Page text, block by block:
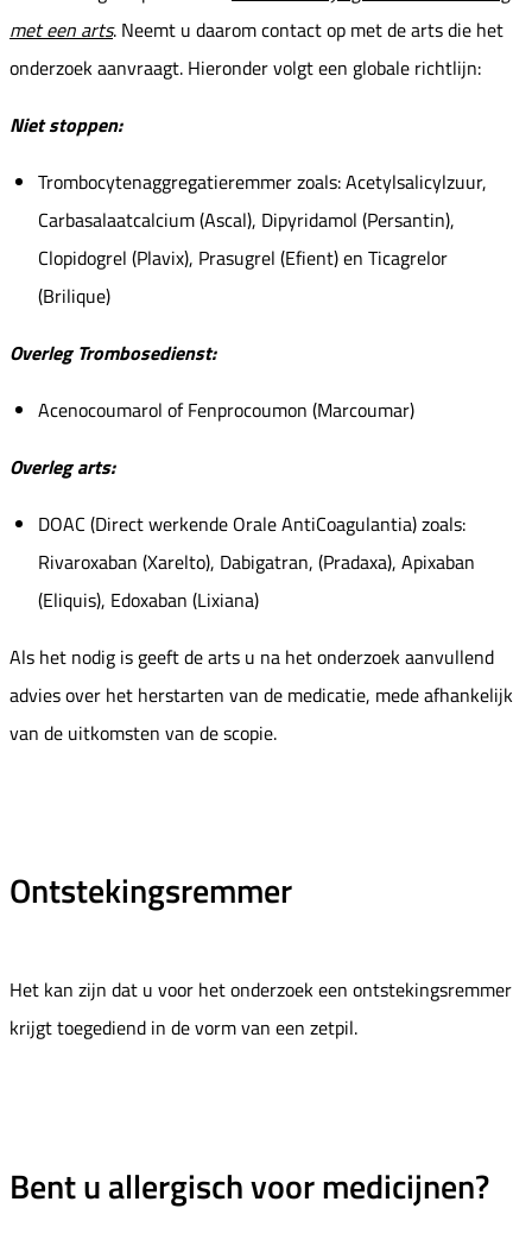
met een arts. Neemt u daarom contact op met de arts die het
onderzoek aanvraagt. Hieronder volgt een globale richtlijn:
Niet stoppen:
Trombocytenaggregatieremmer zoals: Acetylsalicylzuur,
Carbasalaatcalcium (Ascal), Dipyridamol (Persantin),
Clopidogrel (Plavix), Prasugrel (Efient) en Ticagrelor
(Brilique)
Overleg Trombosedienst:
Acenocoumarol of Fenprocoumon (Marcoumar)
Overleg arts:
DOAC (Direct werkende Orale AntiCoagulantia) zoals:
Rivaroxaban (Xarelto), Dabigatran, (Pradaxa), Apixaban
(Eliquis), Edoxaban (Lixiana)
Als het nodig is geeft de arts u na het onderzoek aanvullend
advies over het herstarten van de medicatie, mede afhankelijk
van de uitkomsten van de scopie.
Ontstekingsremmer
Het kan zijn dat u voor het onderzoek een ontstekingsremmer
krijgt toegediend in de vorm van een zetpil.
Bent u allergisch voor medicijnen?